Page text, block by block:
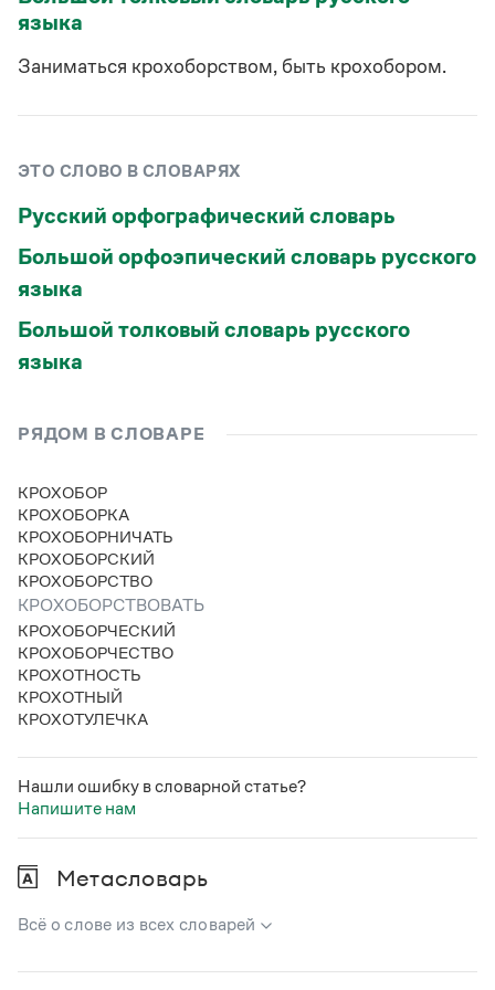
Монологи
Интервью
Лекции и подкасты
Правила русского языка: от азов до тонкостей
Интерактивные упражнения: от простого к сложному
Издательство
Научпоп
Страдательное
— —
языка
Заниматься крохоборством, быть крохобором.
ЭТО СЛОВО В СЛОВАРЯХ
Русский орфографический словарь
Большой орфоэпический словарь русского
языка
Большой толковый словарь русского
языка
РЯДОМ В СЛОВАРЕ
КРОХОБОР
КРОХОБОРКА
КРОХОБОРНИЧАТЬ
КРОХОБОРСКИЙ
КРОХОБОРСТВО
КРОХОБОРСТВОВАТЬ
КРОХОБОРЧЕСКИЙ
КРОХОБОРЧЕСТВО
КРОХОТНОСТЬ
КРОХОТНЫЙ
КРОХОТУЛЕЧКА
Нашли ошибку в словарной статье?
Напишите нам
Метасловарь
Всё о слове из всех словарей
В метасловаре Грамоты в удобном виде собрана вся